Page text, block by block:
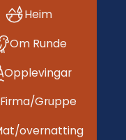
Heim
Om Runde
Opplevingar
Firma/Gruppe
overnatting
Runde